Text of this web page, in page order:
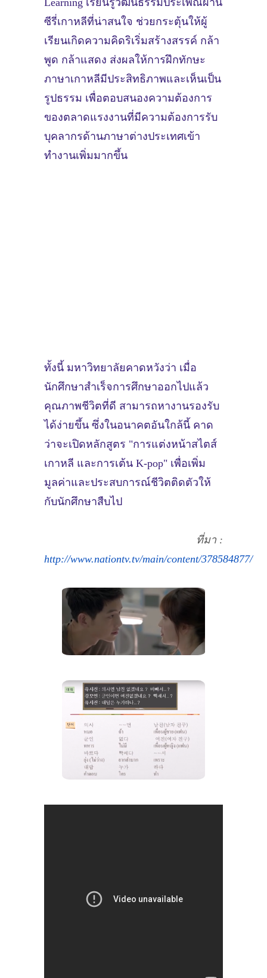
Learning เรียนรู้วัฒนธรรมประเพณีผ่าน
ซีรี่เกาหลีที่น่าสนใจ ช่วยกระตุ้นให้ผู้
เรียนเกิดความคิดริเริ่มสร้างสรรค์ กล้า
พูด กล้าแสดง ส่งผลให้การฝึกทักษะ
ภาษาเกาหลีมีประสิทธิภาพและเห็นเป็น
รูปธรรม เพื่อตอบสนองความต้องการ
ของตลาดแรงงานที่มีความต้องการรับ
บุคลากรด้านภาษาต่างประเทศเข้า
ทำงานเพิ่มมากขึ้น
ทั้งนี้ มหาวิทยาลัยคาดหวังว่า เมื่อ
นักศึกษาสำเร็จการศึกษาออกไปแล้ว
คุณภาพชีวิตที่ดี สามารถหางานรองรับ
ได้ง่ายขึ้น ซึ่งในอนาคตอันใกล้นี้ คาด
ว่าจะเปิดหลักสูตร "การแต่งหน้าสไตส์
เกาหลี และการเต้น K-pop" เพื่อเพิ่ม
มูลค่าและประสบการณ์ชีวิตติดตัวให้
กับนักศึกษาสืบไป
ที่มา :
http://www.nationtv.tv/main/content/378584877/